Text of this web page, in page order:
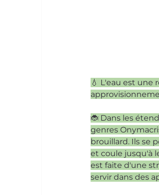
💧 L'eau est une
🐞 Dans les
genres
brouillard. Ils se
et coule jusqu'à
est faite d'une
servir dans des